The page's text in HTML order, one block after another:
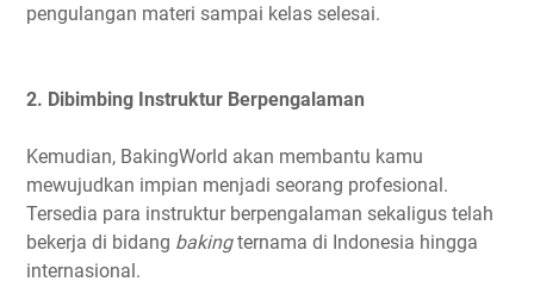
pengulangan materi sampai kelas selesai.
2. Dibimbing Instruktur Berpengalaman
Kemudian, BakingWorld akan membantu kamu
mewujudkan impian menjadi seorang profesional.
Tersedia para instruktur berpengalaman sekaligus telah
bekerja di bidang bakingternama di Indonesia hingga
internasional.